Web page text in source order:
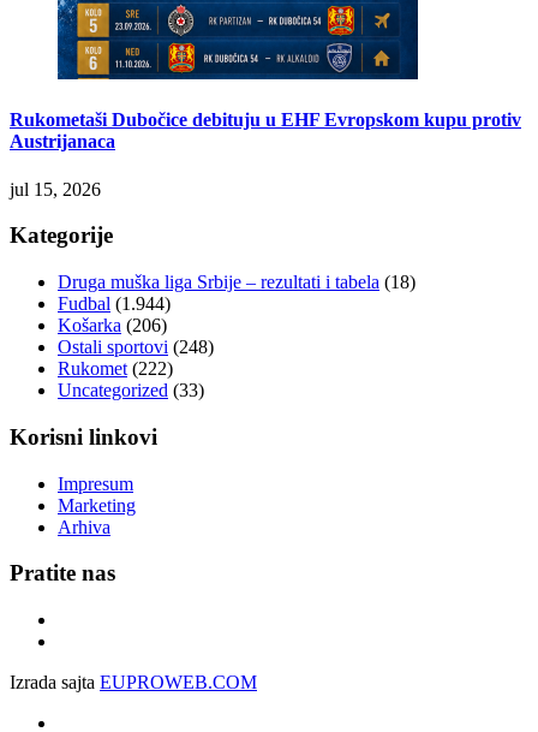
Rukometaši Dubočice debituju u EHF Evropskom kupu protiv
Austrijanaca
jul 15, 2026
Kategorije
Druga muška liga Srbije – rezultati i tabela (18)
Fudbal (1.944)
Košarka (206)
Ostali sportovi (248)
Rukomet (222)
Uncategorized (33)
Korisni linkovi
Impresum
Marketing
Arhiva
Pratite nas
Izrada sajta EUPROWEB.COM